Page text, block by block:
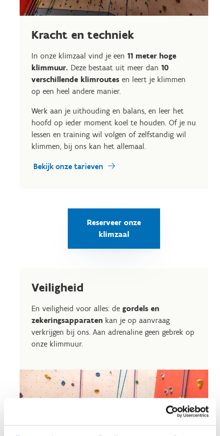
Kracht en techniek
In onze klimzaal vind je een 11 meter hoge
klimmuur. Deze bestaat uit meer dan 10
verschillende klimroutes en leert je klimmen
op een heel andere manier.
Werk aan je uithouding en balans, en leer het
hoofd op ieder moment koel te houden. Of je nu
lessen en training wil volgen of zelfstandig wil
klimmen, bij ons kan het allemaal.
Bekijk onze tarieven
Reserveer onze
klimzaal
Veiligheid
En veiligheid voor alles: de gordels en
zekeringsapparaten kan je op aanvraag
verkrijgen bij ons. Aan adrenaline geen gebrek op
onze klimmuur.